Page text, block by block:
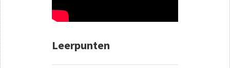
Leerpunten